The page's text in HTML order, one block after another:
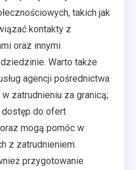
takich jak
kontakty z
oraz innymi
Warto także
agencji pośrednictwa
zatrudnieniu za granicą;
dostęp do ofert
mogą pomóc w
z zatrudnieniem.
przygotowanie